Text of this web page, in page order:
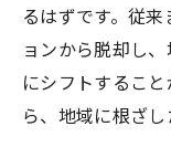
るはずです。従
ョンから脱却し
にシフトするこ
ら、地域に根ざし